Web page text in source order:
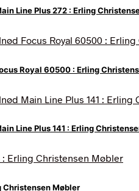
Line Plus 272 : Erling
kr..
Royal 60500 : Erling
kr..
Line Plus 141 : Erling
Christensen Møbler